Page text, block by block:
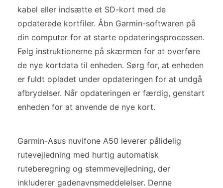
kabel eller indsætte et SD-kort med de
opdaterede kortfiler. Åbn Garmin-softwaren på
din computer for at starte opdateringsprocessen.
Følg instruktionerne på skærmen for at overføre
de nye kortdata til enheden. Sørg for, at enheden
er fuldt opladet under opdateringen for at undgå
afbrydelser. Når opdateringen er færdig, genstart
enheden for at anvende de nye kort.
Garmin-Asus nuvifone A50 leverer pålidelig
rutevejledning med hurtig automatisk
ruteberegning og stemmevejledning, der
inkluderer gadenavnsmeddelelser. Denne